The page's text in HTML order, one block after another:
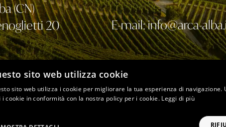
(CN)
20
E-mail: info@arca-
Arca © 2023 - P.IVA 02270180041
sito web utilizza cookie
sito web utilizza i cookie per migliorare la tua esperienza di navigazione.
i cookie in conformità con la nostra policy per i cookie. Leggi di più